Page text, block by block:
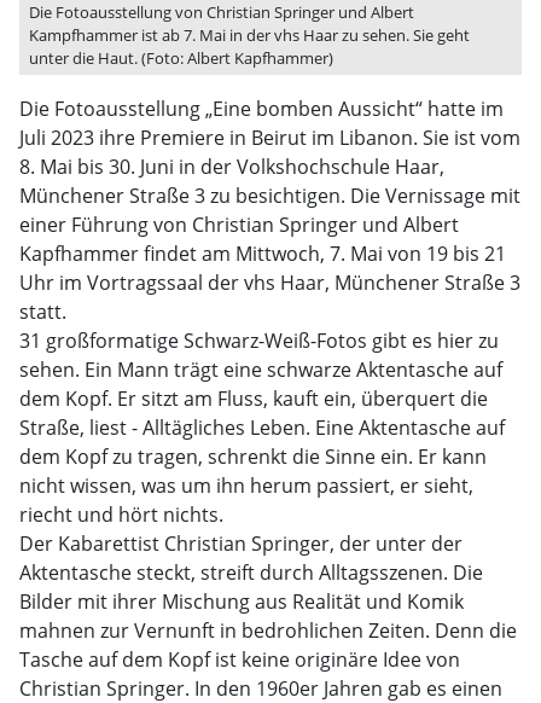
Die Fotoausstellung von Christian Springer und Albert
Kampfhammer ist ab 7. Mai in der vhs Haar zu sehen. Sie geht
unter die Haut. (Foto: Albert Kapfhammer)
Die Fotoausstellung „Eine bomben Aussicht“ hatte im
Juli 2023 ihre Premiere in Beirut im Libanon. Sie ist vom
8. Mai bis 30. Juni in der Volkshochschule Haar,
Münchener Straße 3 zu besichtigen. Die Vernissage mit
einer Führung von Christian Springer und Albert
Kapfhammer findet am Mittwoch, 7. Mai von 19 bis 21
Uhr im Vortragssaal der vhs Haar, Münchener Straße 3
statt.
31 großformatige Schwarz-Weiß-Fotos gibt es hier zu
sehen. Ein Mann trägt eine schwarze Aktentasche auf
dem Kopf. Er sitzt am Fluss, kauft ein, überquert die
Straße, liest - Alltägliches Leben. Eine Aktentasche auf
dem Kopf zu tragen, schrenkt die Sinne ein. Er kann
nicht wissen, was um ihn herum passiert, er sieht,
riecht und hört nichts.
Der Kabarettist Christian Springer, der unter der
Aktentasche steckt, streift durch Alltagsszenen. Die
Bilder mit ihrer Mischung aus Realität und Komik
mahnen zur Vernunft in bedrohlichen Zeiten. Denn die
Tasche auf dem Kopf ist keine originäre Idee von
Christian Springer. In den 1960er Jahren gab es einen